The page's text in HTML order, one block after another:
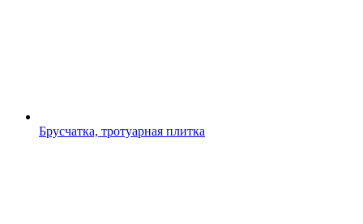
Брусчатка, тротуарная плитка